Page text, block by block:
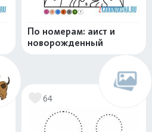
По номерам: аист и
новорожденный
64